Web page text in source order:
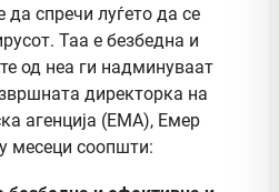
спречи луѓето да се
Таа е безбедна и
од неа ги надминуваат
директорка на
агенција (ЕМА), Емер
месеци соопшти: